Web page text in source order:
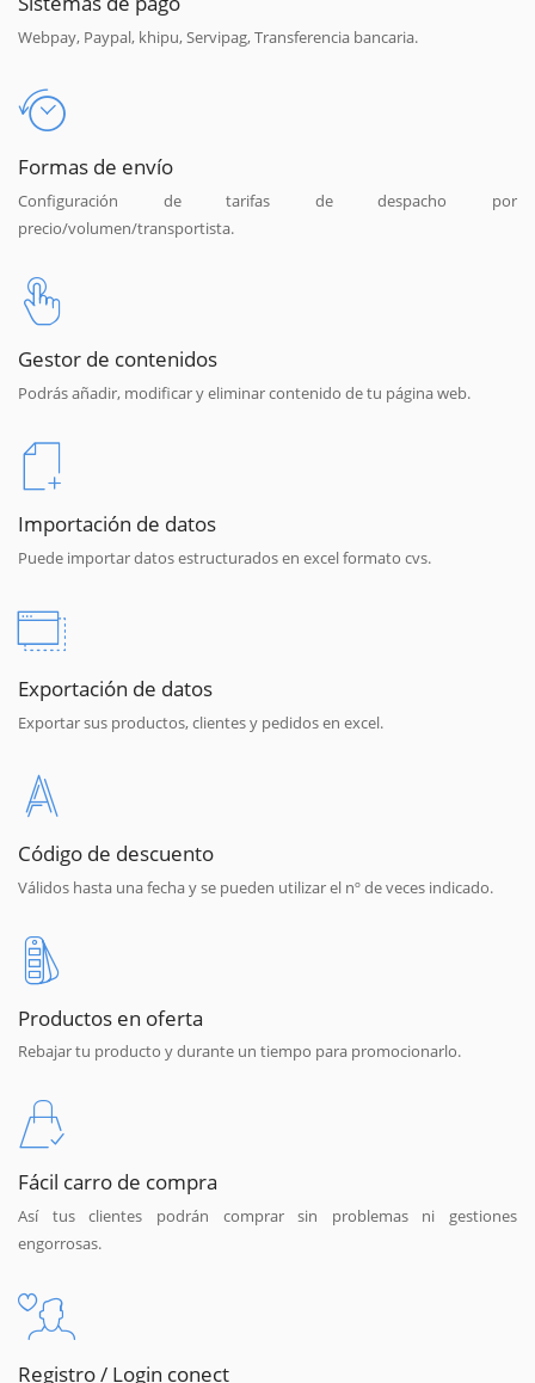
Webpay, Paypal, khipu, Servipag, Transferencia bancaria.
Formas de envío
Configuración de tarifas de despacho por
precio/volumen/transportista.
Gestor de contenidos
Podrás añadir, modificar y eliminar contenido de tu página web.
Importación de datos
Puede importar datos estructurados en excel formato cvs.
Exportación de datos
Exportar sus productos, clientes y pedidos en excel.
Código de descuento
Válidos hasta una fecha y se pueden utilizar el nº de veces indicado.
Productos en oferta
Rebajar tu producto y durante un tiempo para promocionarlo.
Fácil carro de compra
Así tus clientes podrán comprar sin problemas ni gestiones
engorrosas.
Registro / Login conect